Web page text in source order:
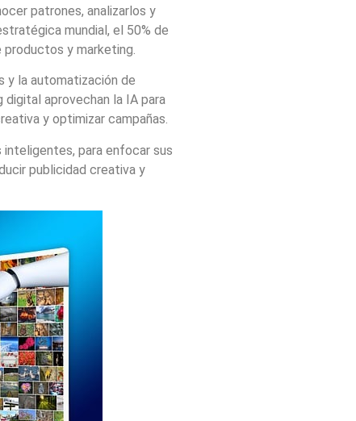
patrones, analizarlos y
mundial, el 50% de
productos y marketing.
y la automatización de
aprovechan la IA para
y optimizar campañas.
para enfocar sus
publicidad creativa y